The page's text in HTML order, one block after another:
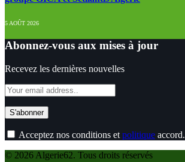
5 AOÛT 2026
Abonnez-vous aux mises à jour
Recevez les dernières nouvelles
Acceptez nos conditions et politique accord.
© 2026 Algerie62. Tous droits réservés